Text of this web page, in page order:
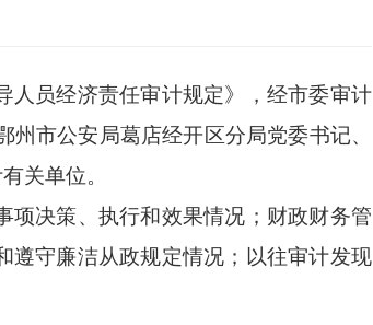
员经济责任审计规定》 ， 经市委审计
州市公安局葛店经开区分局党委书记、
关单位。
项决策、执行和效果情况；财政财务管
遵守廉洁从政规定情况；以往审计发现